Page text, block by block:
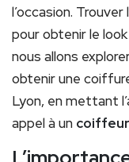
l’occasion.
pour obtenir le
nous allons
obtenir une
Lyon, en mettant
appel à un